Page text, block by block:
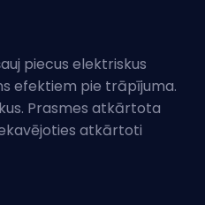
piecus elektriskus
efektiem pie trāpījuma.
Prasmes atkārtota
atkārtoti